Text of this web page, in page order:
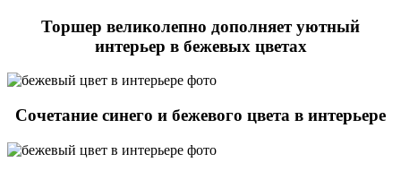
Торшер великолепно дополняет уютный
интерьер в бежевых цветах
Сочетание синего и бежевого цвета в интерьере